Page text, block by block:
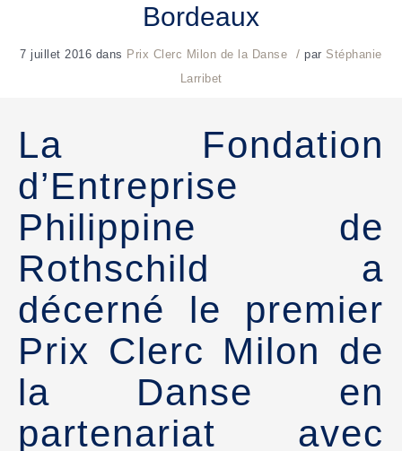
Bordeaux
7 juillet 2016 dans Prix Clerc Milon de la Danse / par Stéphanie
Larribet
La Fondation
d’Entreprise
Philippine de
Rothschild a
décerné le premier
Prix Clerc Milon de
la Danse en
partenariat avec